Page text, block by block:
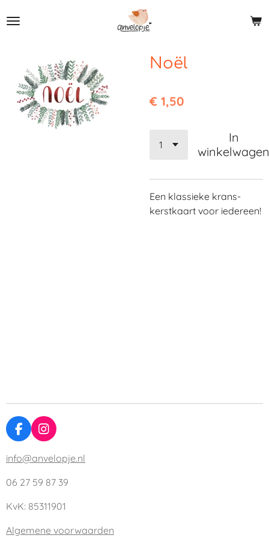
direct
hoofdinhoud
Noël
€ 1,50
In
winkelwagen
Een klassieke krans-
kerstkaart voor iedereen!
F
a
c
b
o
k
I
n
s
a
r
a
info@anvelopje.nl
06 27 59 87 39
KvK: 85311901
Algemene voorwaarden